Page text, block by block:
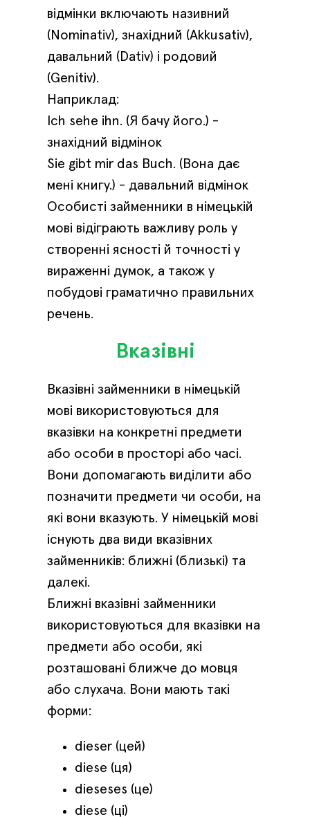
відмінки включають називний
(Nominativ), знахідний (Akkusativ),
давальний (Dativ) і родовий
(Genitiv).
Наприклад:
Ich sehe ihn. (Я бачу його.) -
знахідний відмінок
Sie gibt mir das Buch. (Вона дає
мені книгу.) - давальний відмінок
Особисті займенники в німецькій
мові відіграють важливу роль у
створенні ясності й точності у
вираженні думок, а також у
побудові граматично правильних
речень.
Вказівні
Вказівні займенники в німецькій
мові використовуються для
вказівки на конкретні предмети
або особи в просторі або часі.
Вони допомагають виділити або
позначити предмети чи особи, на
які вони вказують. У німецькій мові
існують два види вказівних
займенників: ближні (близькі) та
далекі.
Ближні вказівні займенники
використовуються для вказівки на
предмети або особи, які
розташовані ближче до мовця
або слухача. Вони мають такі
форми:
dieser (цей)
diese (ця)
dieseses (це)
diese (ці)